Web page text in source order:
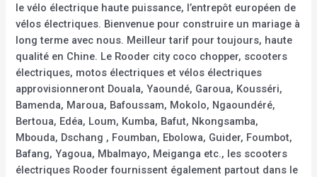
le vélo électrique haute puissance, l’entrepôt européen de
vélos électriques. Bienvenue pour construire un mariage à
long terme avec nous. Meilleur tarif pour toujours, haute
qualité en Chine. Le Rooder city coco chopper, scooters
électriques, motos électriques et vélos électriques
approvisionneront Douala, Yaoundé, Garoua, Kousséri,
Bamenda, Maroua, Bafoussam, Mokolo, Ngaoundéré,
Bertoua, Edéa, Loum, Kumba, Bafut, Nkongsamba,
Mbouda, Dschang , Foumban, Ebolowa, Guider, Foumbot,
Bafang, Yagoua, Mbalmayo, Meiganga etc., les scooters
électriques Rooder fournissent également partout dans le